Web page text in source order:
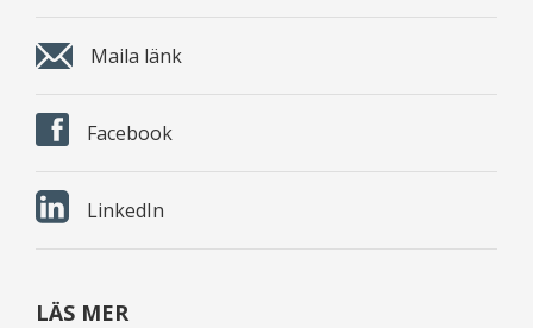
Maila länk
Facebook
LinkedIn
LÄS MER